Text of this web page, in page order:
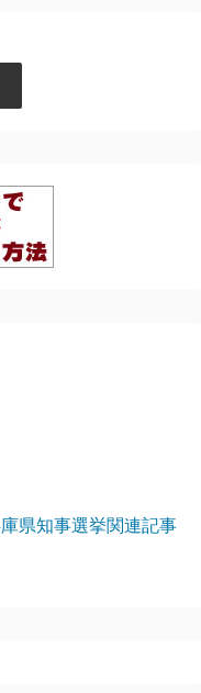
県知事選挙関連記事